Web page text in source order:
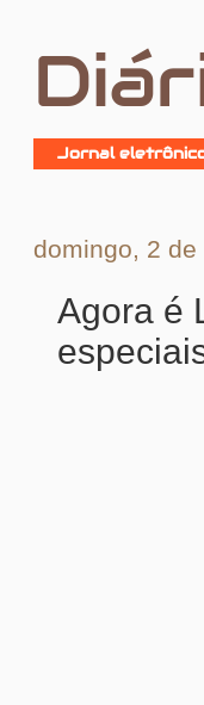
Jornal
domingo, 2
Agora é